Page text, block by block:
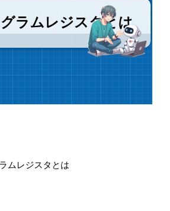
ラムレジスタとは